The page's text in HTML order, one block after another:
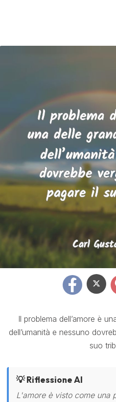
Il problema dell’amore è
dell’umanità e nessuno
suo
💡 Riflessione AI
L'amore è visto come una